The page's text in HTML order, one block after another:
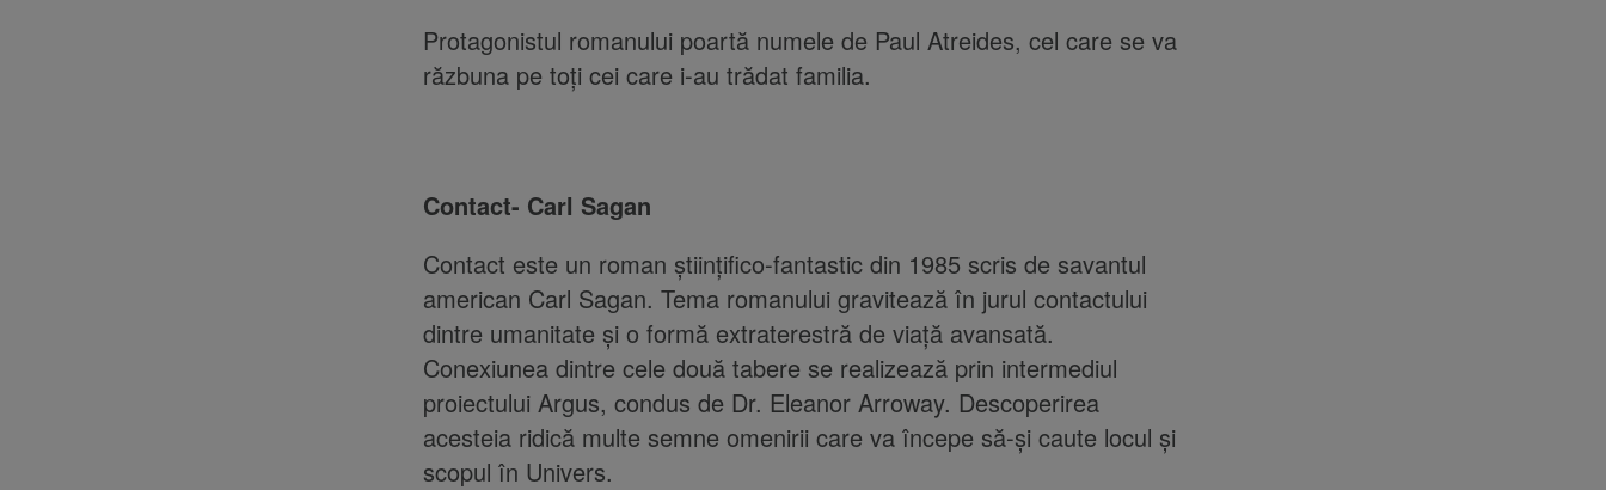
Protagonistul romanului poartă numele de Paul Atreides, cel care se va
răzbuna pe toți cei care i-au trădat familia.
Contact- Carl Sagan
Contact este un roman științifico-fantastic din 1985 scris de savantul
american Carl Sagan. Tema romanului gravitează în jurul contactului
dintre umanitate și o formă extraterestră de viață avansată.
Conexiunea dintre cele două tabere se realizează prin intermediul
proiectului Argus, condus de Dr. Eleanor Arroway. Descoperirea
acesteia ridică multe semne omenirii care va începe să-și caute locul și
scopul în Univers.